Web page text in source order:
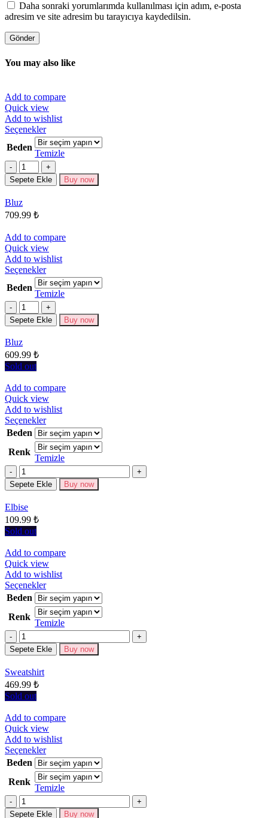
Daha sonraki yorumlarımda kullanılması için adım, e-posta
adresim ve site adresim bu tarayıcıya kaydedilsin.
You may also like
Add to compare
Quick view
Add to wishlist
SeçeneklerBu
ürünün
birden
fazla
varyasyonu
var.
Beden
Temizle
Miktar
Sepete Ekle Buy now
Bluz
709.99 ₺
Add to compare
Quick view
Add to wishlist
SeçeneklerBu
ürünün
birden
fazla
varyasyonu
var.
Beden
Temizle
Miktar
Sepete Ekle Buy now
Bluz
609.99 ₺
Sold out
Add to compare
Quick view
Add to wishlist
SeçeneklerBu
ürünün
birden
fazla
varyasyonu
Seçenekler
Beden
Renk
Temizle
Miktar
Sepete Ekle Buy now
Elbise
109.99 ₺
Sold out
Add to compare
Quick view
Add to wishlist
SeçeneklerBu
ürünün
birden
fazla
varyasyonu
Seçenekler
Beden
Renk
Temizle
Miktar
Sepete Ekle Buy now
Sweatshirt
469.99 ₺
Sold out
Add to compare
Quick view
Add to wishlist
SeçeneklerBu
ürünün
birden
fazla
varyasyonu
Seçenekler
Beden
Renk
Temizle
Miktar
Sepete Ekle Buy now